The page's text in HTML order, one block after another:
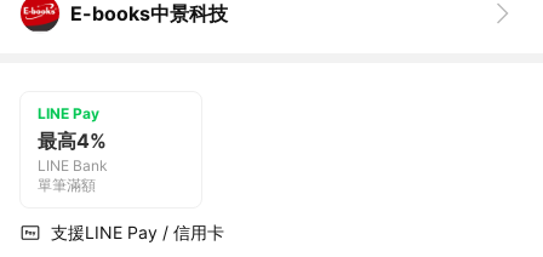
E-books中景科技
LINE Pay
最高4%
LINE Bank
單筆滿額
支援LINE Pay / 信用卡